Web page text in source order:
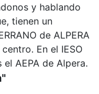
y hablando
tienen un
de ALPERA
En el IESO
AEPA de Alpera.